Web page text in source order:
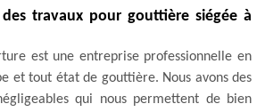
travaux pour gouttière siégée à
est une entreprise professionnelle en
et tout état de gouttière. Nous avons des
qui nous permettent de bien